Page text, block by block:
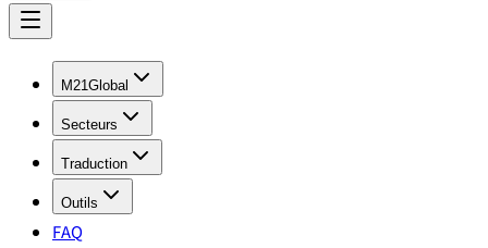
M21Global
Secteurs
Traduction
Outils
FAQ